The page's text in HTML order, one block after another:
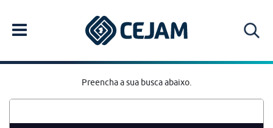
Preencha a sua busca abaixo.